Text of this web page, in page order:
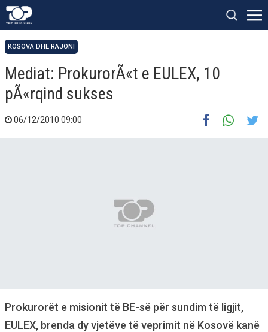
KOSOVA DHE RAJONI
Mediat: ProkurorÃ«t e EULEX, 10
pÃ«rqind sukses
06/12/2010 09:00
Prokurorët e misionit të BE-së për sundim të ligjit,
EULEX, brenda dy vjetëve të veprimit në Kosovë kanë